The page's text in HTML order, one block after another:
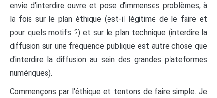
envie d'interdire ouvre et pose d'immenses problèmes, à
la fois sur le plan éthique (est-il légitime de le faire et
pour quels motifs ?) et sur le plan technique (interdire la
diffusion sur une fréquence publique est autre chose que
d'interdire la diffusion au sein des grandes plateformes
numériques).
Commençons par l'éthique et tentons de faire simple. Je